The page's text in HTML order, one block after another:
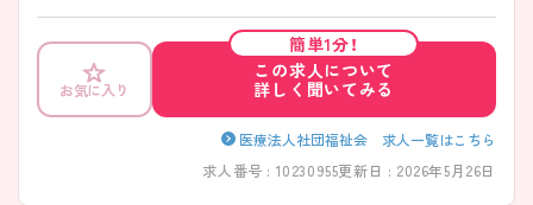
ど、さらに詳細をお話しいたしますのでお気軽にご相談ください。
お気に入り
簡単1分！
この求人について
詳しく聞いてみる
医療法人社団福祉会 求人一覧はこちら
求人番号 : 10230955更新日 : 2026年5月26日